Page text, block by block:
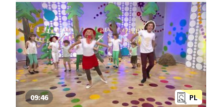
každého tanečního parketu. Dneska si ukážeme,
jak to vypadá, když se tančí Tanec roztleskávaček.
PL
09:46